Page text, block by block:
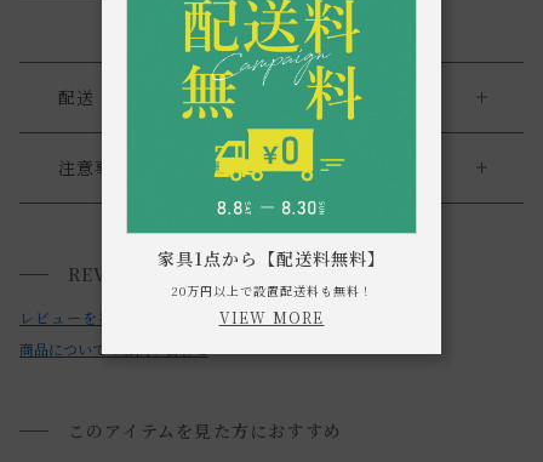
配送・返品
送料について
送料について
小型商品は、11,000円(税込)以上のお買い上げで
注意事項
・こちらは一点物で同じものは二つと存在しません。唯一無
二の個性を、ぜひお手元でご覧ください。
・商品の特性上、お客様都合による返品・交換は承っており
ません。
・ご注文のタイミングによっては、他のお客様のご注文によ
その際は、ご注文をキャンセルとさせていただきますので、
REVIEWS
レビューを書く
商品についてのお問い合わせ
このアイテムを見た方におすすめ
家具1点から【配送料無料】
20万円以上で設置配送料も無料！
VIEW MORE